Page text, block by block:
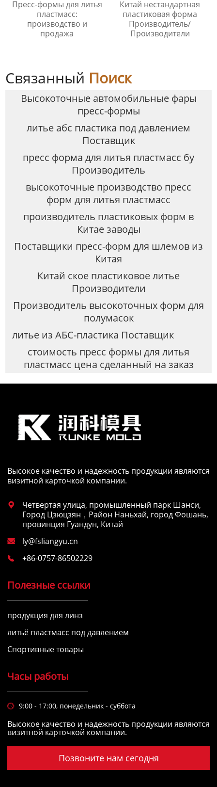
Пресс-формы для литья
пластмасс:
производство и
продажа
Китай нестандартная
пластиковая форма
Производитель/
Производители
Связанный Поиск
Высокоточные автомобильные фары
пресс-формы
литье абс пластика под давлением
Поставщик
пресс форма для литья пластмасс бу
Производитель
высокоточные производство пресс
форм для литья пластмасс
производитель пластиковых форм в
Китае заводы
Поставщики пресс-форм для шлемов из
Китая
Китай ское пластиковое литье
Производители
Производитель высокоточных форм для
полумасок
литье из АБС-пластика Поставщик
стоимость пресс формы для литья
пластмасс цена сделанный на заказ
Высокое качество и надежность продукции являются
визитной карточкой компании.

Четвертая улица, промышленный парк Шанси,
Город Цзюцзян，Район Наньхай, город Фошань,
провинция Гуандун, Китай
 ly@fsliangyu.cn
 +86-0757-86502229
Полезные ссылки
продукция для линз
литьё пластмасс под давлением
Спортивные товары
Часы работы
 9:00 - 17:00, понедельник - суббота
Высокое качество и надежность продукции являются
визитной карточкой компании.
Позвоните нам сегодня